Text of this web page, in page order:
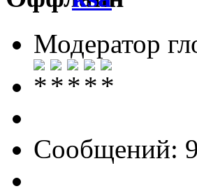
Модератор
Сообщений: